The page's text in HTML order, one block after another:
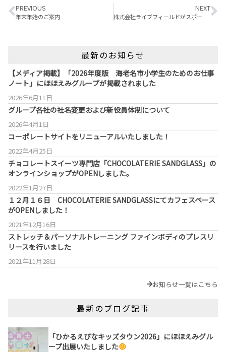
PREVIOUS
年末年始のご案内
NEXT
株式会社ライブフィールドがスポーツエールカンパニー2024に認定されました
最新のお知らせ
【メディア掲載】「2026年度版 海老名市小学生のためのお仕事
ノート」にほほえみグループが掲載されました
2026年6月11日
グループ各社の社名変更および新役員体制について
2026年4月1日
コーポレートサイトをリニューアルいたしました！
2022年4月25日
チョコレートスイーツ専門店「CHOCOLATERIE SANDGLASS」の
オンラインショップがOPENしました。
2022年1月27日
１２月１６日 CHOCOLATERIE SANDGLASSにてカフェスペース
がOPENしました！
2021年12月16日
ストレッチ＆パーソナルトレーニング ファインボディのプレスリ
リースを行いました
2021年11月28日
お知らせ一覧はこちら
最新のブログ記事
「ひかるえびなキッズタウン2026」にほほえみグル
ープ出展いたしました